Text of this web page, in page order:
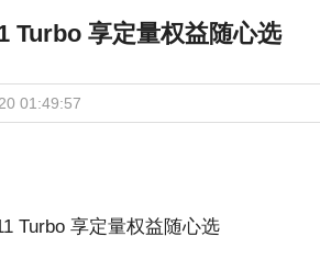
Turbo 享定量权益随心选
01:49:57